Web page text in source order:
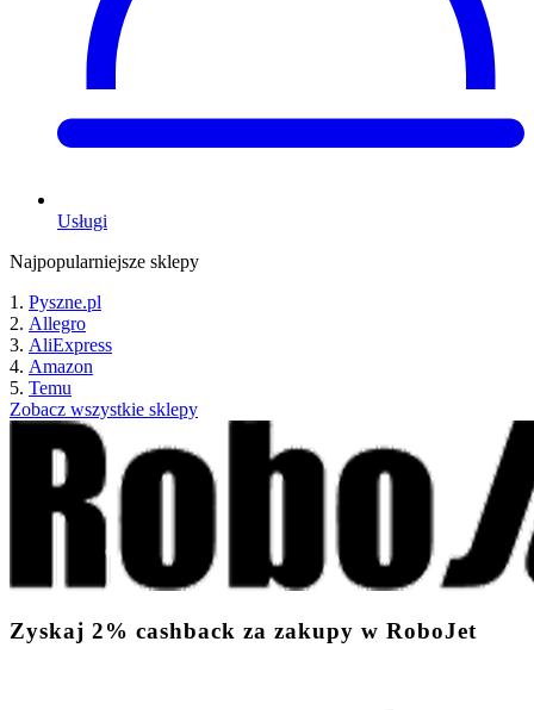
Usługi
Najpopularniejsze sklepy
Pyszne.pl
Allegro
AliExpress
Amazon
Temu
Zobacz wszystkie sklepy
Zyskaj 2% cashback za zakupy w RoboJet